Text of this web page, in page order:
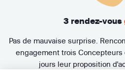
3 rendez-vous
Pas de mauvaise surprise.
engagement trois
jours leur proposition